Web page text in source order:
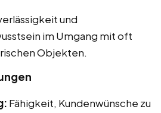
und
im Umgang mit oft
Objekten.
Fähigkeit, Kundenwünsche zu